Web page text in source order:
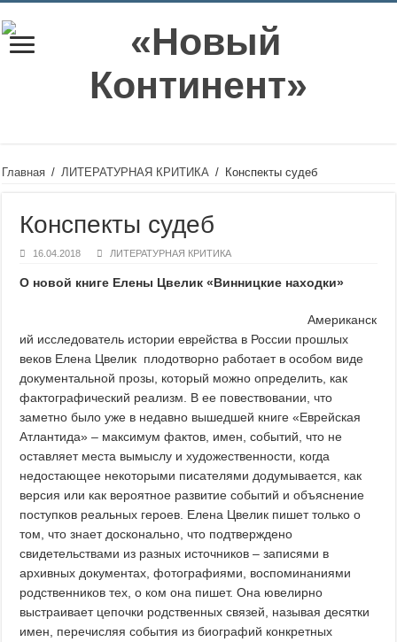
Главная / ЛИТЕРАТУРНАЯ КРИТИКА / Конспекты судеб
Конспекты судеб
16.04.2018 ЛИТЕРАТУРНАЯ КРИТИКА
О новой книге Елены Цвелик «Винницкие находки»
Американск
ий исследователь истории еврейства в России прошлых
веков Елена Цвелик плодотворно работает в особом виде
документальной прозы, который можно определить, как
фактографический реализм. В ее повествовании, что
заметно было уже в недавно вышедшей книге «Еврейская
Атлантида» – максимум фактов, имен, событий, что не
оставляет места вымыслу и художественности, когда
недостающее некоторыми писателями додумывается, как
версия или как вероятное развитие событий и объяснение
поступков реальных героев. Елена Цвелик пишет только о
том, что знает досконально, что подтверждено
свидетельствами из разных источников – записями в
архивных документах, фотографиями, воспоминаниями
родственников тех, о ком она пишет. Она ювелирно
выстраивает цепочки родственных связей, называя десятки
имен, перечисляя события из биографий конкретных